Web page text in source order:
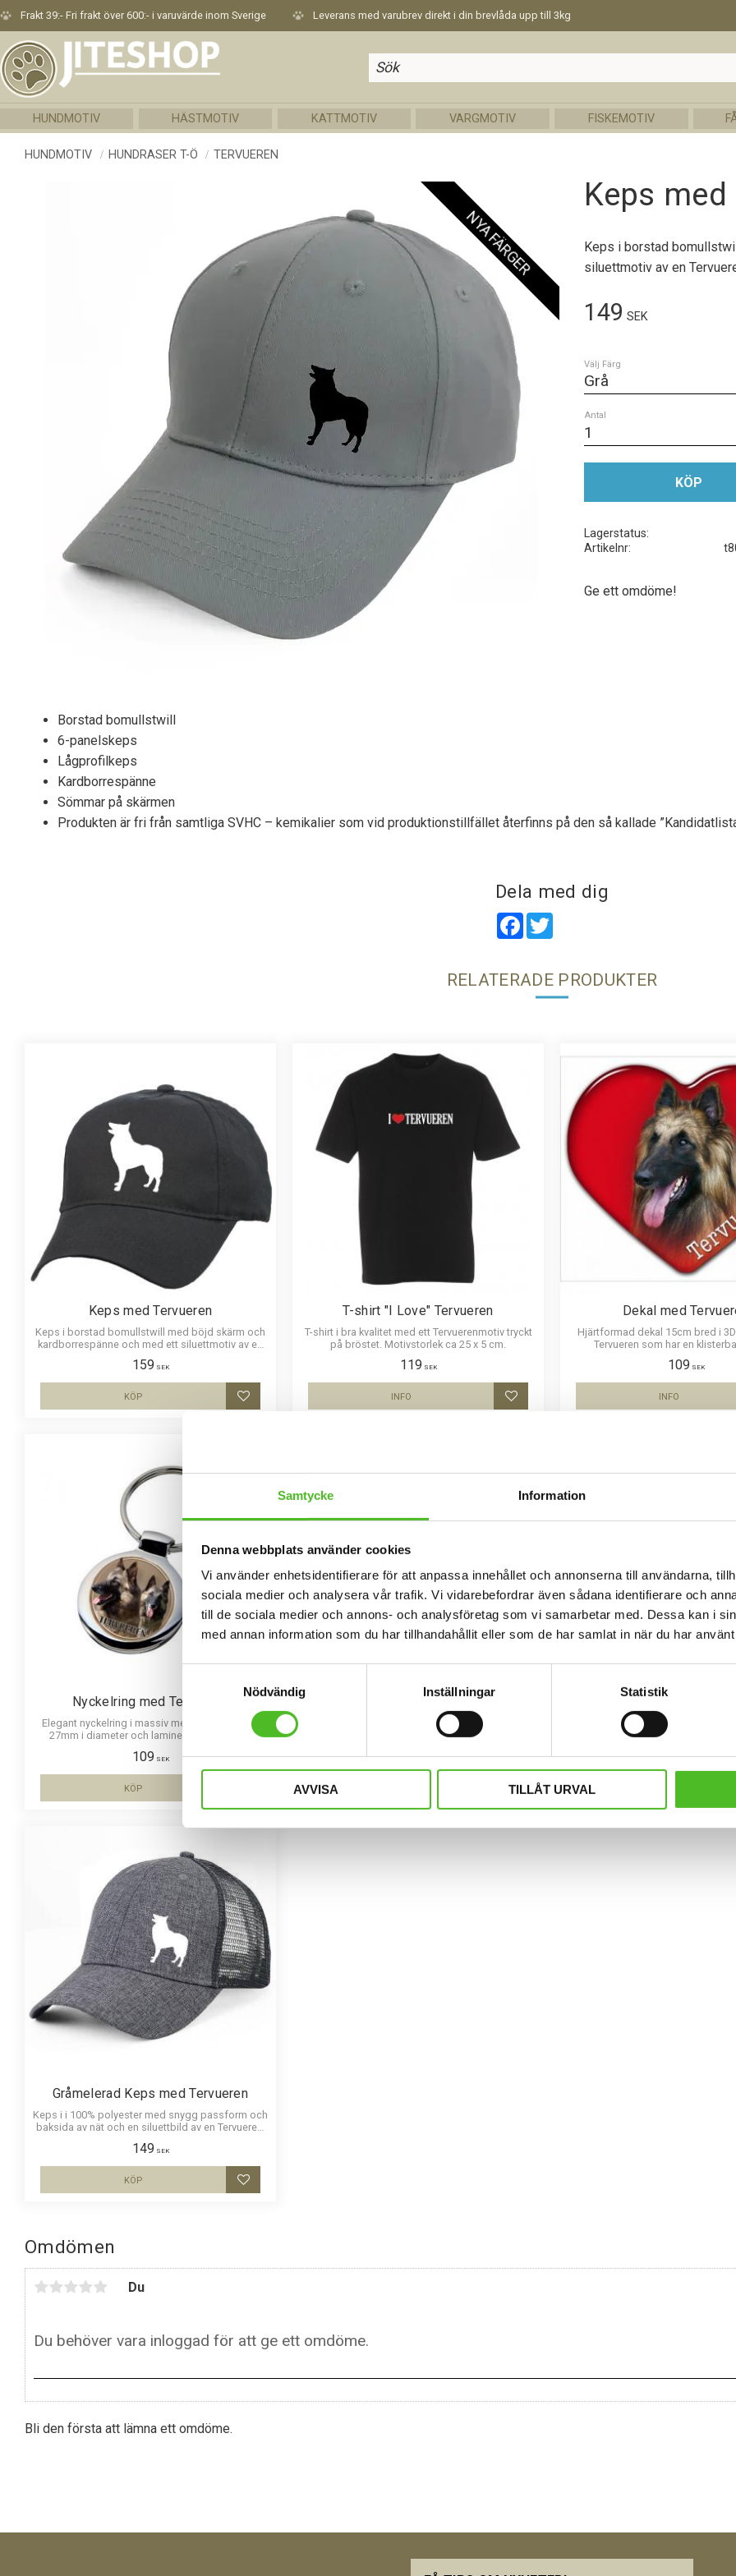
Samtycke Information
Denna webbplats använder cookies
Vi använder enhetsidentifierare för att anpassa innehållet och annonserna till användarna,
sociala medier och analysera vår trafik. Vi vidarebefordrar även sådana identifierare och
till de sociala medier och annons- och analysföretag som vi samarbetar med. Dessa kan i
med annan information som du har tillhandahållit eller som de har samlat in när du har
Nödvändig
Inställningar Statistik
AVVISA TILLÅT URVAL
Frakt 39:- Fri frakt över 600:- i varuvärde inom Sverige Leverans med varubrev direkt i din brevlåda upp till 3kg
HUNDMOTIV HÄSTMOTIV KATTMOTIV VARGMOTIV FISKEMOTIV
HUNDMOTIV HUNDRASER T-Ö TERVUEREN
Keps
Keps i borstad
siluettmotiv av en
NYA FÄRGER
149 SEK
Välj Färg
Antal
KÖP
Lagerstatus
Artikelnr
Ge ett omdöme!
Borstad bomullstwill
6-panelskeps
Lågprofilkeps
Kardborrespänne
Sömmar på skärmen
Produkten är fri från samtliga SVHC – kemikalier som vid produktionstillfället återfinns på den så kallade
Dela med dig
Facebook
Omdömen
Du
Bli den första att lämna ett omdöme.
RELATERADE PRODUKTER
Keps med Tervueren
Keps i borstad bomullstwill med böjd skärm och
kardborrespänne och med ett siluettmotiv av en
159 SEK
Lägg till i favoriter
KÖP
T-shirt "I Love" Tervueren
T-shirt i bra kvalitet med ett Tervuerenmotiv tryckt
på bröstet. Motivstorlek ca 25 x 5 cm.
119 SEK
Lägg till i favoriter
INFO
Dekal med
Hjärtformad dekal 15cm bred i
Tervueren som har en
109 SEK
INFO
Nyckelring med Tervueren
Elegant nyckelring i massiv metall. Bilden är ca
27mm i diameter och laminerad för att vara
109 SEK
Lägg till i favoriter
KÖP
Pannband med Tervueren
Pannband i kraftig Bomull / Elastan med ett
siluettmotiv av en Tervueren.
109SEK
Lägg till i favoriter
Mössa i bomull/elastan med ett
Tervueren. Mössan finns i
159SEK
Gråmelerad Keps med Tervueren
Keps i i 100% polyester med snygg passform och
baksida av nät och en siluettbild av en Tervueren.
149 SEK
Lägg till i favoriter
KÖP